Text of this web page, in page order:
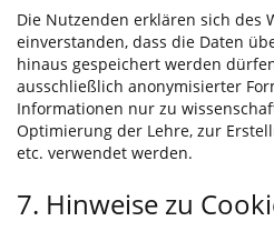
Die Nutzenden erklären sich des
einverstanden, dass die Daten
hinaus gespeichert werden
ausschließlich anonymisierter
Informationen nur zu
Optimierung der Lehre, zur
etc. verwendet werden.
7. Hinweise zu